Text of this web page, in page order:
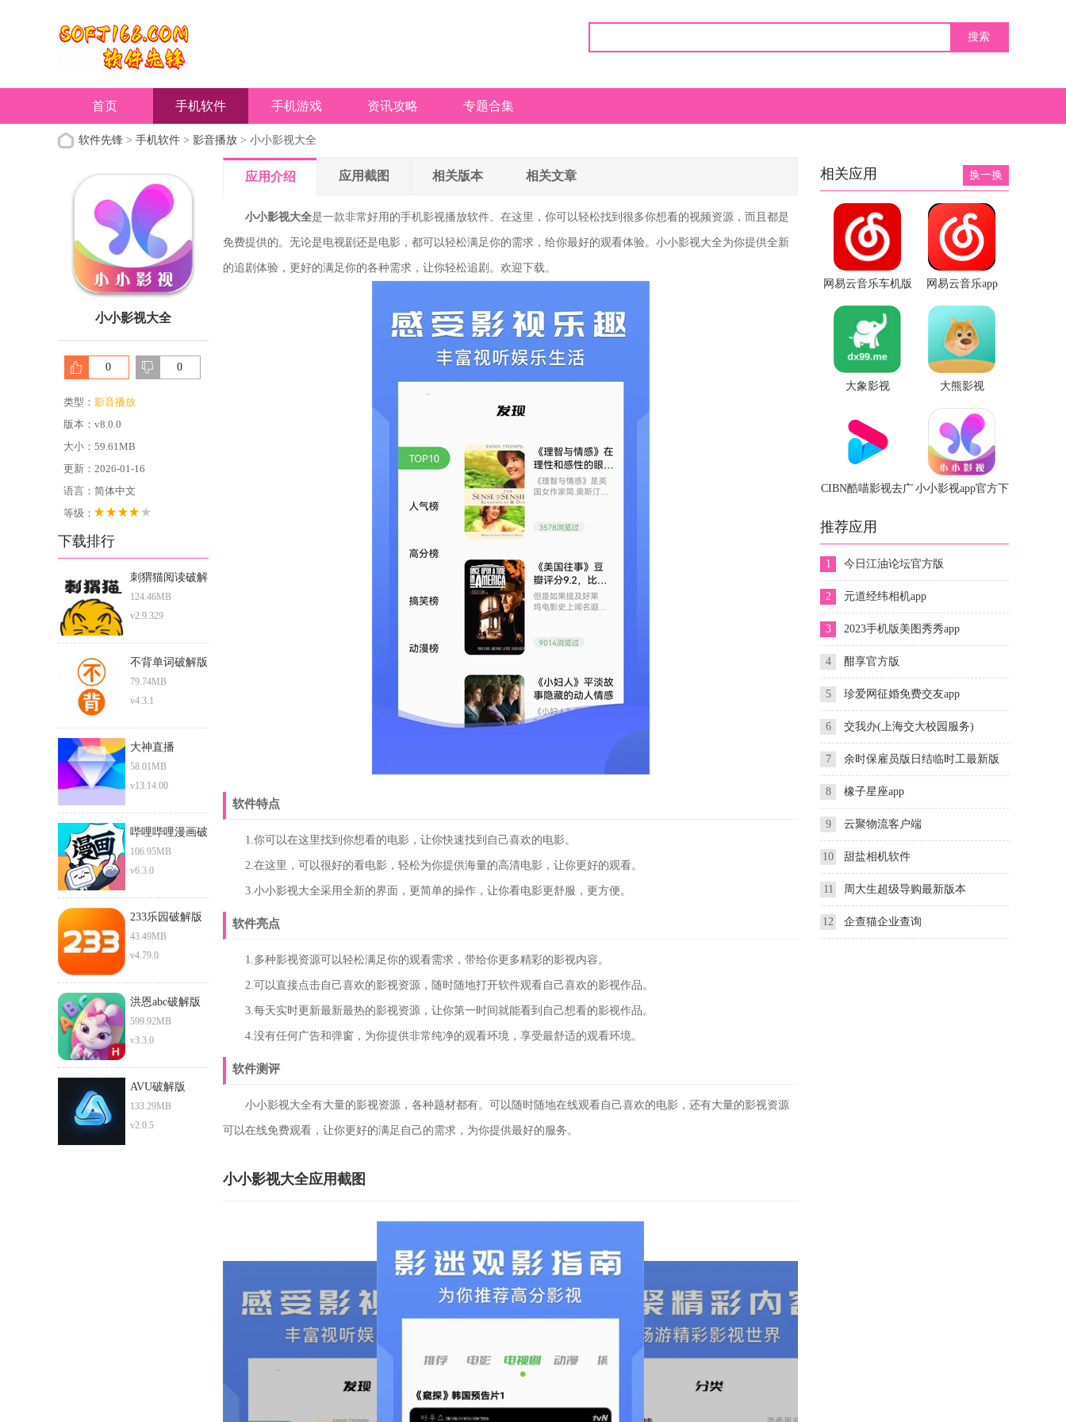
首页 手机软件 手机游戏 资讯攻略 专题合集
软件先锋 > 手机软件 > 影音播放 > 小小影视大全
小小影视大全
0 0
类型： 影音播放
版本：v8.0.0
大小：59.61MB
更新：2026-01-16
语言：简体中文
等级：
下载排行
刺猬猫阅读破解
版
124.46MB
v2.9.329
不背单词破解版
79.74MB
v4.3.1
大神直播
58.01MB
v13.14.00
哔哩哔哩漫画破
解版
106.95MB
v6.3.0
233乐园破解版
永久免费内购游
戏
43.49MB
v4.79.0
洪恩abc破解版
599.92MB
v3.3.0
AVU破解版
133.29MB
v2.0.5
应用介绍 应用截图 相关版本 相关文章
小小影视大全是一款非常好用的手机影视播放软件。在这里，你可以轻松找到很多你想看的视频资源，而且都是
免费提供的。无论是电视剧还是电影，都可以轻松满足你的需求，给你最好的观看体验。小小影视大全为你提供全新
的追剧体验，更好的满足你的各种需求，让你轻松追剧。欢迎下载。
软件特点
1.你可以在这里找到你想看的电影，让你快速找到自己喜欢的电影。
2.在这里，可以很好的看电影，轻松为你提供海量的高清电影，让你更好的观看。
3.小小影视大全采用全新的界面，更简单的操作，让你看电影更舒服，更方便。
软件亮点
1.多种影视资源可以轻松满足你的观看需求，带给你更多精彩的影视内容。
2.可以直接点击自己喜欢的影视资源，随时随地打开软件观看自己喜欢的影视作品。
3.每天实时更新最新最热的影视资源，让你第一时间就能看到自己想看的影视作品。
4.没有任何广告和弹窗，为你提供非常纯净的观看环境，享受最舒适的观看环境。
软件测评
小小影视大全有大量的影视资源，各种题材都有。可以随时随地在线观看自己喜欢的电影，还有大量的影视资源
可以在线免费观看，让你更好的满足自己的需求，为你提供最好的服务。
小小影视大全应用截图
相关应用 换一换
网易云音乐车机版 网易云音乐app
大象影视 大熊影视
CIBN酷喵影视去广小小影视app官方下
推荐应用
1 今日江油论坛官方版
2 元道经纬相机app
3 2023手机版美图秀秀app
4 酣享官方版
5 珍爱网征婚免费交友app
6 交我办(上海交大校园服务)
7 余时保雇员版日结临时工最新版
8 橡子星座app
9 云聚物流客户端
10 甜盐相机软件
11 周大生超级导购最新版本
12 企查猫企业查询